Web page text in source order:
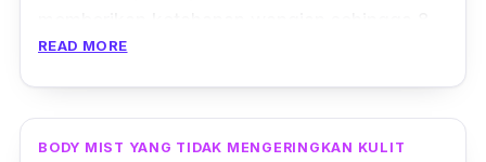
jam.
READ MORE
BODY MIST YANG TIDAK MENGERINGKAN KULIT